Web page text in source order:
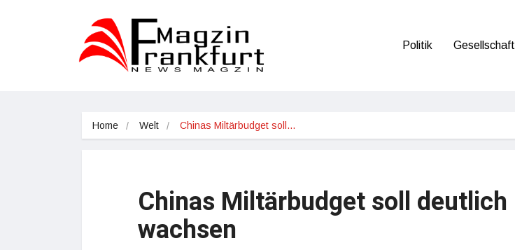
Politik Gesellschaft
Home Welt Chinas Miltärbudget soll…
Chinas Miltärbudget soll deutlich
wachsen